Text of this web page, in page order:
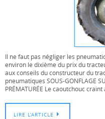
Il ne faut pas négliger les
environ le dixième du prix du
aux conseils du constructeur du
pneumatiques SOUS-GONFLAGE
PRÉMATURÉE Le caoutchouc craint
LIRE L’ARTICLE